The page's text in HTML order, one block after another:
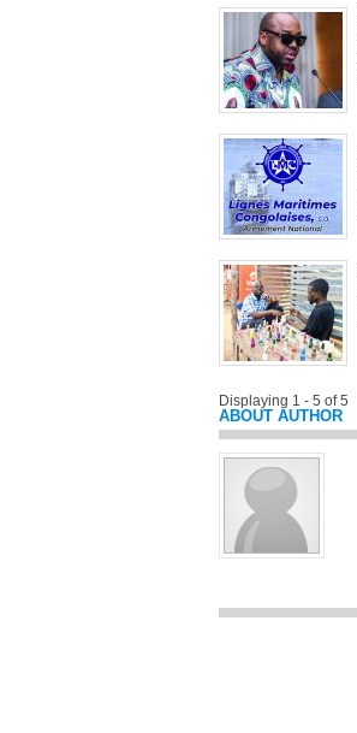
Displaying 1 - 5 of 5
ABOUT AUTHOR